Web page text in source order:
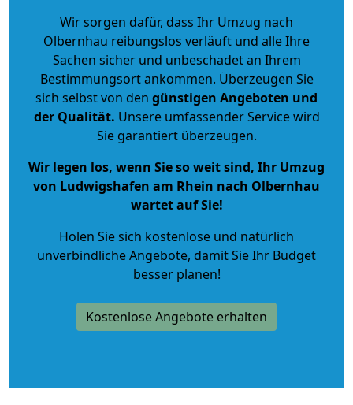
Wir sorgen dafür, dass Ihr Umzug nach
Olbernhau reibungslos verläuft und alle Ihre
Sachen sicher und unbeschadet an Ihrem
Bestimmungsort ankommen. Überzeugen Sie
sich selbst von den günstigen Angeboten und
der Qualität. Unsere umfassender Service wird
Sie garantiert überzeugen.
Wir legen los, wenn Sie so weit sind, Ihr Umzug
von Ludwigshafen am Rhein nach Olbernhau
wartet auf Sie!
Holen Sie sich kostenlose und natürlich
unverbindliche Angebote, damit Sie Ihr Budget
besser planen!
Kostenlose Angebote erhalten